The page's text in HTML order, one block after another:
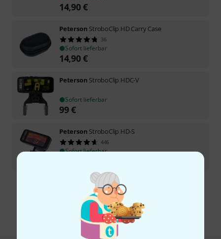
14,90€
Peterson StroboClip HD Carry Case
36
Sofort lieferbar
14,90€
Peterson StroboClip HDC-V
Sofort lieferbar
99€
Peterson StroboClip HD-S
446
Sofort lieferbar
Kostenloser Versand ab 29 €
Alle Preise inkl. MwSt.